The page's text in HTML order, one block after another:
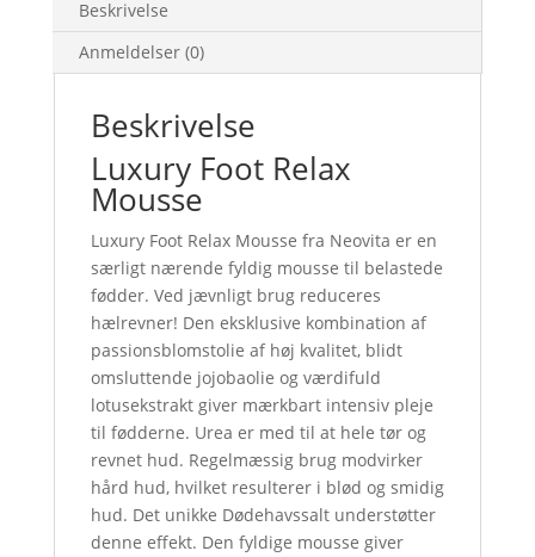
Beskrivelse
Anmeldelser (0)
Beskrivelse
Luxury Foot Relax
Mousse
Luxury Foot Relax Mousse fra Neovita er en
særligt nærende fyldig mousse til belastede
fødder. Ved jævnligt brug reduceres
hælrevner! Den eksklusive kombination af
passionsblomstolie af høj kvalitet, blidt
omsluttende jojobaolie og værdifuld
lotusekstrakt giver mærkbart intensiv pleje
til fødderne. Urea er med til at hele tør og
revnet hud. Regelmæssig brug modvirker
hård hud, hvilket resulterer i blød og smidig
hud. Det unikke Dødehavssalt understøtter
denne effekt. Den fyldige mousse giver